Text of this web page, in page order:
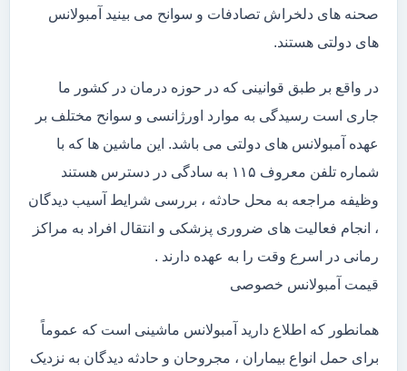
صحنه های دلخراش تصادفات و سوانح می بینید آمبولانس
های دولتی هستند.
در واقع بر طبق قوانینی که در حوزه درمان در کشور ما
جاری است رسیدگی به موارد اورژانسی و سوانح مختلف بر
عهده آمبولانس های دولتی می باشد. این ماشین ها که با
شماره تلفن معروف ۱۱۵ به سادگی در دسترس هستند
وظیفه مراجعه به محل حادثه ، بررسی شرایط آسیب دیدگان
، انجام فعالیت های ضروری پزشکی و انتقال افراد به مراکز
رمانی در اسرع وقت را به عهده دارند .
قیمت آمبولانس خصوصی
همانطور که اطلاع دارید آمبولانس ماشینی است که عموماً
برای حمل انواع بیماران ، مجروحان و حادثه دیدگان به نزدیک